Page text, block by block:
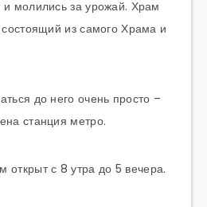
молились за урожай. Храм
из самого Храма и
до него очень просто –
станция метро.
открыт с 8 утра до 5 вечера.